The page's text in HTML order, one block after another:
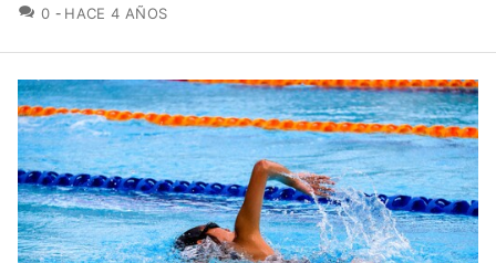
0 COMENTARIOS
HACE 4 AÑOS